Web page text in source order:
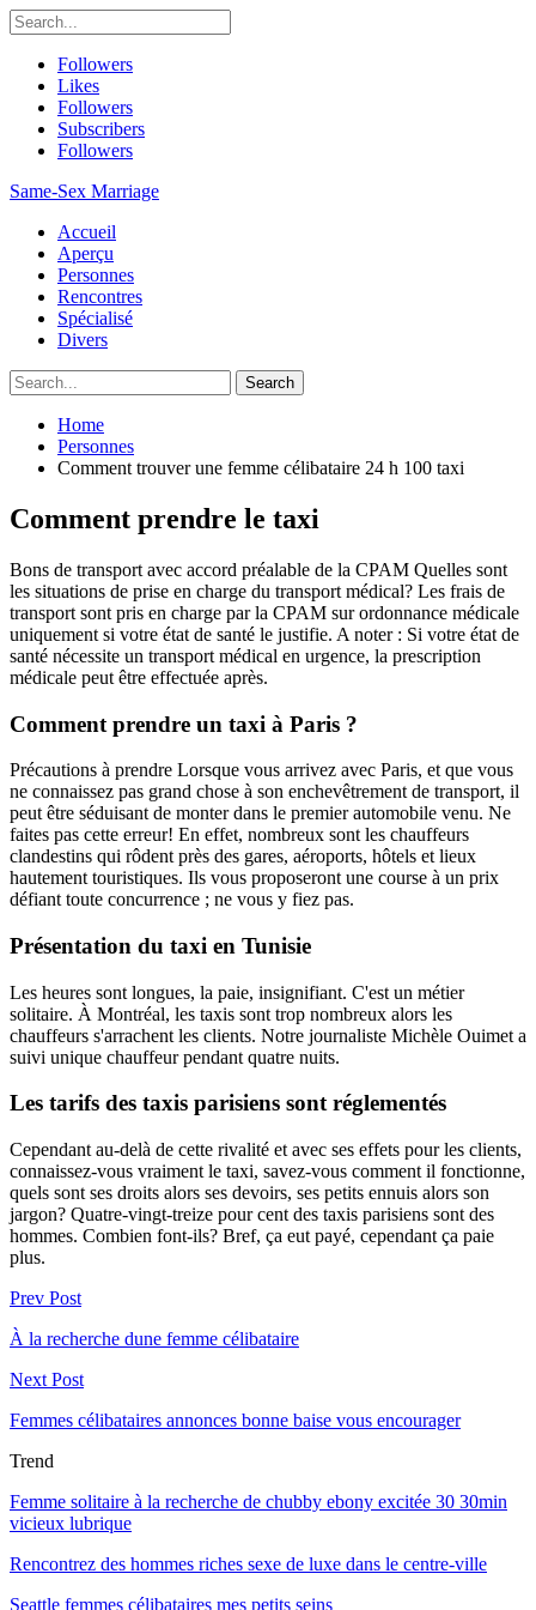
Followers
Likes
Followers
Subscribers
Followers
Same-Sex Marriage
Accueil
Aperçu
Personnes
Rencontres
Spécialisé
Divers
Home
Personnes
Comment trouver une femme célibataire 24 h 100 taxi
Comment prendre le taxi
Bons de transport avec accord préalable de la CPAM Quelles sont
les situations de prise en charge du transport médical? Les frais de
transport sont pris en charge par la CPAM sur ordonnance médicale
uniquement si votre état de santé le justifie. A noter : Si votre état de
santé nécessite un transport médical en urgence, la prescription
médicale peut être effectuée après.
Comment prendre un taxi à Paris ?
Précautions à prendre Lorsque vous arrivez avec Paris, et que vous
ne connaissez pas grand chose à son enchevêtrement de transport, il
peut être séduisant de monter dans le premier automobile venu. Ne
faites pas cette erreur! En effet, nombreux sont les chauffeurs
clandestins qui rôdent près des gares, aéroports, hôtels et lieux
hautement touristiques. Ils vous proposeront une course à un prix
défiant toute concurrence ; ne vous y fiez pas.
Présentation du taxi en Tunisie
Les heures sont longues, la paie, insignifiant. C'est un métier
solitaire. À Montréal, les taxis sont trop nombreux alors les
chauffeurs s'arrachent les clients. Notre journaliste Michèle Ouimet a
suivi unique chauffeur pendant quatre nuits.
Les tarifs des taxis parisiens sont réglementés
Cependant au-delà de cette rivalité et avec ses effets pour les clients,
connaissez-vous vraiment le taxi, savez-vous comment il fonctionne,
quels sont ses droits alors ses devoirs, ses petits ennuis alors son
jargon? Quatre-vingt-treize pour cent des taxis parisiens sont des
hommes. Combien font-ils? Bref, ça eut payé, cependant ça paie
plus.
Prev Post
À la recherche dune femme célibataire
Next Post
Femmes célibataires annonces bonne baise vous encourager
Trend
Femme solitaire à la recherche de chubby ebony excitée 30 30min
vicieux lubrique
Rencontrez des hommes riches sexe de luxe dans le centre-ville
Seattle femmes célibataires mes petits seins